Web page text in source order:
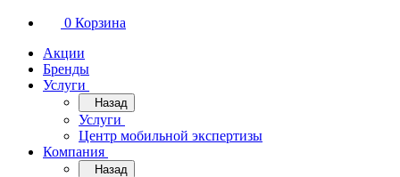
0 Корзина
Акции
Бренды
Услуги
Назад
Услуги
Центр мобильной экспертизы
Компания
Назад